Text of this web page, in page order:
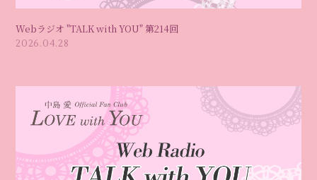
Webラジオ "TALK with YOU" 第214回
2026.04.28